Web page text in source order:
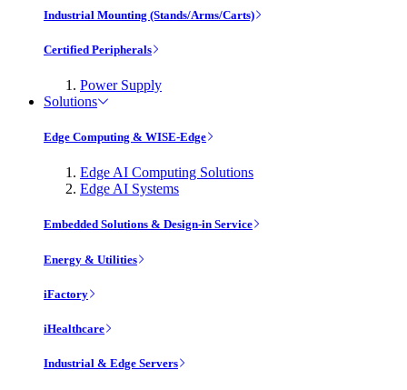
Industrial Mounting (Stands/Arms/Carts)
Certified Peripherals
Power Supply
Solutions
Edge Computing & WISE-Edge
Edge AI Computing Solutions
Edge AI Systems
Embedded Solutions & Design-in Service
Energy & Utilities
iFactory
iHealthcare
Industrial & Edge Servers